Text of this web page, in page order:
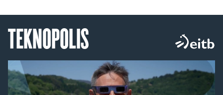
TEKNOPOLIS